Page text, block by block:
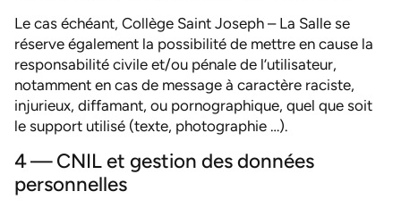
Le cas échéant, Collège Saint Joseph – La Salle se
réserve également la possibilité de mettre en cause la
responsabilité civile et/ou pénale de l’utilisateur,
notamment en cas de message à caractère raciste,
injurieux, diffamant, ou pornographique, quel que soit
le support utilisé (texte, photographie …).
4 — CNIL et gestion des données
personnelles